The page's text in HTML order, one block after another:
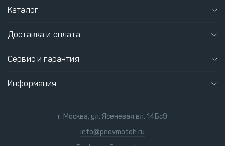
Каталог
Доставка и оплата
Сервис и гарантия
Информация
г. Москва, ул. Ясеневая вл. 14Бс9
info@pnevmoteh.ru